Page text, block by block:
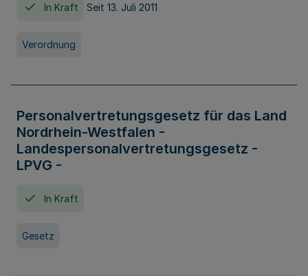
In Kraft Seit 13. Juli 2011
Verordnung
Personalvertretungsgesetz für das Land
Nordrhein-Westfalen -
Landespersonalvertretungsgesetz -
LPVG -
In Kraft
Gesetz